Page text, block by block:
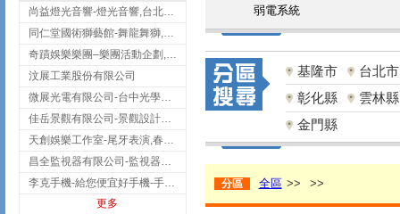
尚益燈光音響-燈光音響,台北燈光音響,台北燈光音響出租
同仁堂國術獅藝館-舞龍舞獅,台中舞龍舞獅
奇蹟娛樂樂團–樂團活動企劃,台中樂團表演,台中婚禮樂團
汶展工業股份有限公司
微展光電有限公司-台中光學鍍膜,optical filter taiwan,台灣光學鍍膜
佳岳景觀有限公司-景觀設計公司,台北景觀設計,台北景觀工程,中山區景觀設計
天創娛樂工作室-尾牙表演,春酒表演,板橋尾牙表演
昌全監視器有限公司-監視器安裝,高雄監視器安裝,鳳山區監視器安裝
李克手機-給您便宜好手機-手機收購,屏東手機收購
更多
弱電系統
基隆市
台北市
彰化縣
雲林縣
金門縣
分區 全區 >> >>